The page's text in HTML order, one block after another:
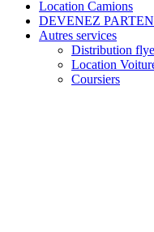
Location Camions
DEVENEZ
Autres services
Distribution
Location
Coursiers